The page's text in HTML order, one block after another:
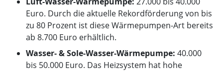
Euro. Durch die aktuelle Rekordförderung von bis
zu 80 Prozent ist diese Wärmepumpen-Art bereits
ab 8.700 Euro erhältlich.
Wasser- & Sole-Wasser-Wärmepumpe: 40.000
bis 50.000 Euro. Das Heizsystem hat hohe